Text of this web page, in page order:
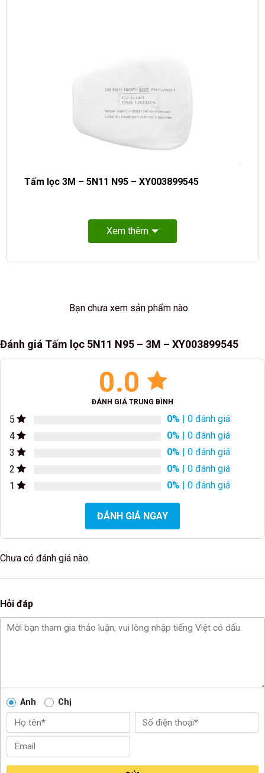
Tấm lọc 3M – 5N11 N95 – XY003899545
Xem thêm
Bạn chưa xem sản phẩm nào.
Đánh giá Tấm lọc 5N11 N95 – 3M – XY003899545
0.0
ĐÁNH GIÁ TRUNG BÌNH
5 0% | 0 đánh giá
4
0% | 0 đánh giá
3
0% | 0 đánh giá
2
0% | 0 đánh giá
1
0% | 0 đánh giá
ĐÁNH GIÁ NGAY
Chưa có đánh giá nào.
Hỏi đáp
Anh Chị